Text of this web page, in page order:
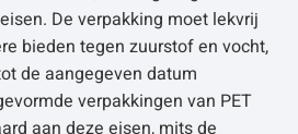
De verpakking moet lekvrij
bieden tegen zuurstof en vocht,
de aangegeven datum
verpakkingen van PET
aan deze eisen, mits de